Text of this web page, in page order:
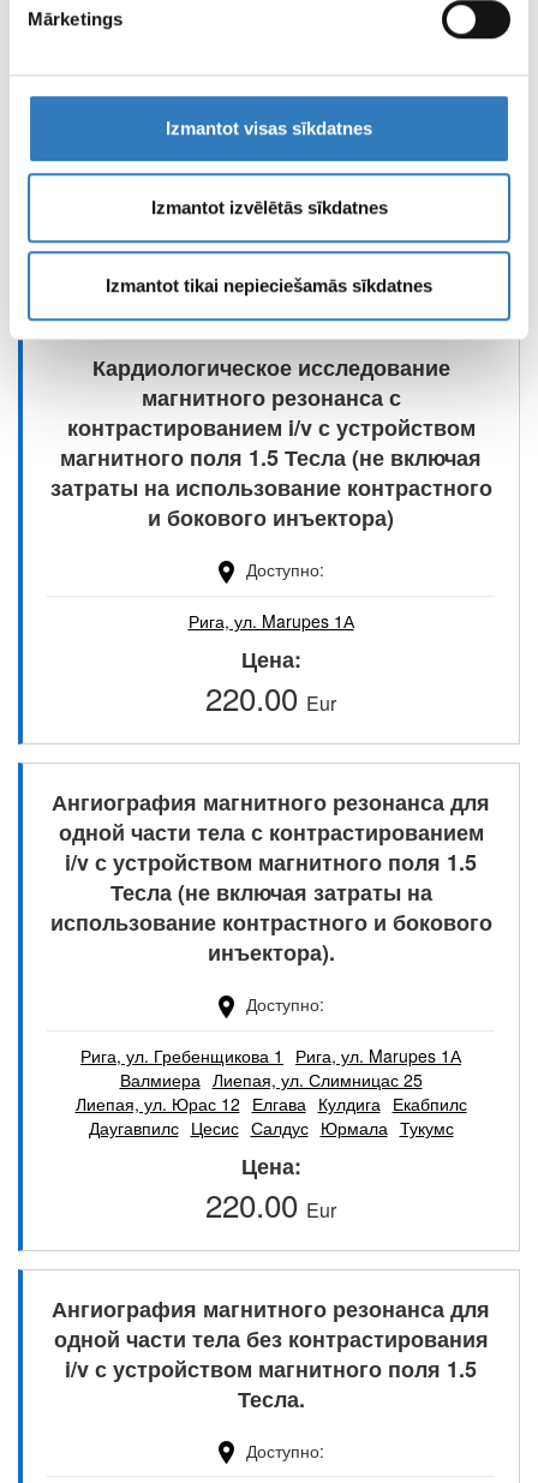
Mārketings
Izmantot visas sīkdatnes
Izmantot izvēlētās sīkdatnes
Izmantot tikai nepieciešamās sīkdatnes
Магнитно-резонансное исследование с
Рига, ул. Гребенщикова 1 Рига, ул. Marupes 1А
Цена
175.00
Кардиологическое исследование
магнитного резонанса с
контрастированием i/v с устройством
магнитного поля 1.5 Тесла (не включая
затраты на использование контрастного
и бокового инъектора)
Доступно
Рига, ул. Marupes 1А
Цена
220.00 Eur
Ангиография магнитного резонанса для
одной части тела с контрастированием
i/v с устройством магнитного поля 1.5
Тесла (не включая затраты на
использование контрастного и бокового
инъектора).
Доступно
Рига, ул. Гребенщикова 1
Рига, ул. Marupes 1А
Валмиера Лиепая, ул. Слимницас 25
Лиепая, ул. Юрас 12 Елгава Кулдига Екабпилс
Даугавпилс Цесис Салдус Юрмала Тукумс
Цена
220.00 Eur
Ангиография магнитного резонанса для
одной части тела без контрастирования
i/v с устройством магнитного поля 1.5
Тесла.
Доступно